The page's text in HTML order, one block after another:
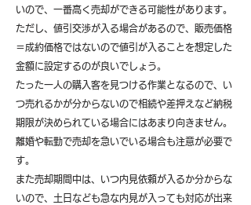
いので、一番高く売却ができる可能性があります。
ただし、値引交渉が入る場合があるので、販売価格
＝成約価格ではないので値引が入ることを想定した
金額に設定するのが良いでしょう。
たった一人の購入客を見つける作業となるので、い
つ売れるかが分からないので相続や差押えなど納税
期限が決められている場合にはあまり向きません。
離婚や転勤で売却を急いでいる場合も注意が必要で
す。
また売却期間中は、いつ内見依頼が入るか分からな
いので、土日なども急な内見が入っても対応が出来